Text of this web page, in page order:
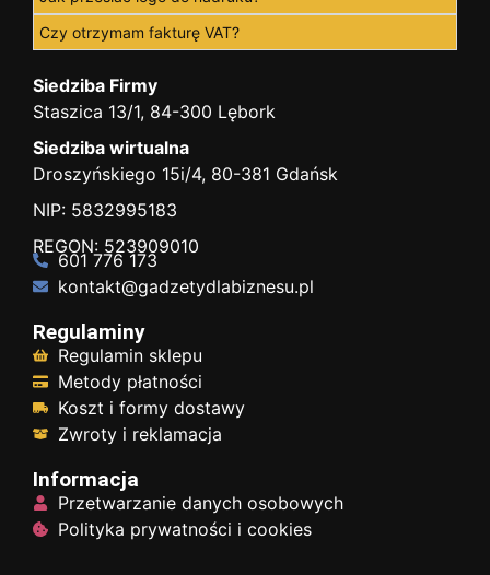
Czy otrzymam fakturę VAT?
Siedziba Firmy
Staszica 13/1, 84-300 Lębork
Siedziba wirtualna
Droszyńskiego 15i/4, 80-381 Gdańsk
NIP: 5832995183
REGON: 523909010
601 776 173
kontakt@gadzetydlabiznesu.pl
Regulaminy
Regulamin sklepu
Metody płatności
Koszt i formy dostawy
Zwroty i reklamacja
Informacja
Przetwarzanie danych osobowych
Polityka prywatności i cookies